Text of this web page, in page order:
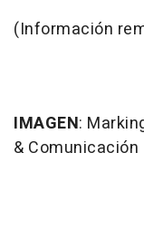
(Información
IMAGEN:
& Comunicación